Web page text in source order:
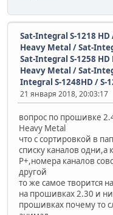
Sat-Integral S-1218
Heavy Metal / Sat-
Sat-Integral S-1258
Heavy Metal / Sat-
Integral S-1248HD / S-
21 января 2018, 20:03:17
вопрос по прошивке
Heavy Metal
что с сортировкой в
списку каналов одни,а
Р+,номера каналов
другой
то же самое творится
на прошивках 2.30 и
прошивках почему то